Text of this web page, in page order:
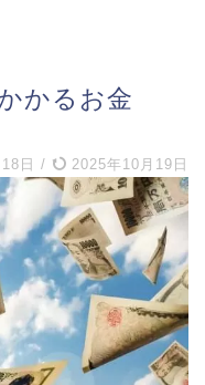
かるお金
日 / 2025年10月19日